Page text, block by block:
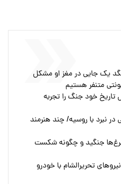
یک جایی در مغز او مشکل
متنفر هستیم
تاریخ خود جنگ را تجربه
در نبرد با روسیه/ چند هنرمند
جنگید و چگونه شکست
تحریرالشام با خودرو